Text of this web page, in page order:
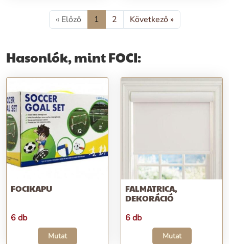
« Előző 1 2 Következő »
Hasonlók, mint FOCI:
FOCIKAPU
6 db
Mutat
FALMATRICA,
DEKORÁCIÓ
6 db
Mutat